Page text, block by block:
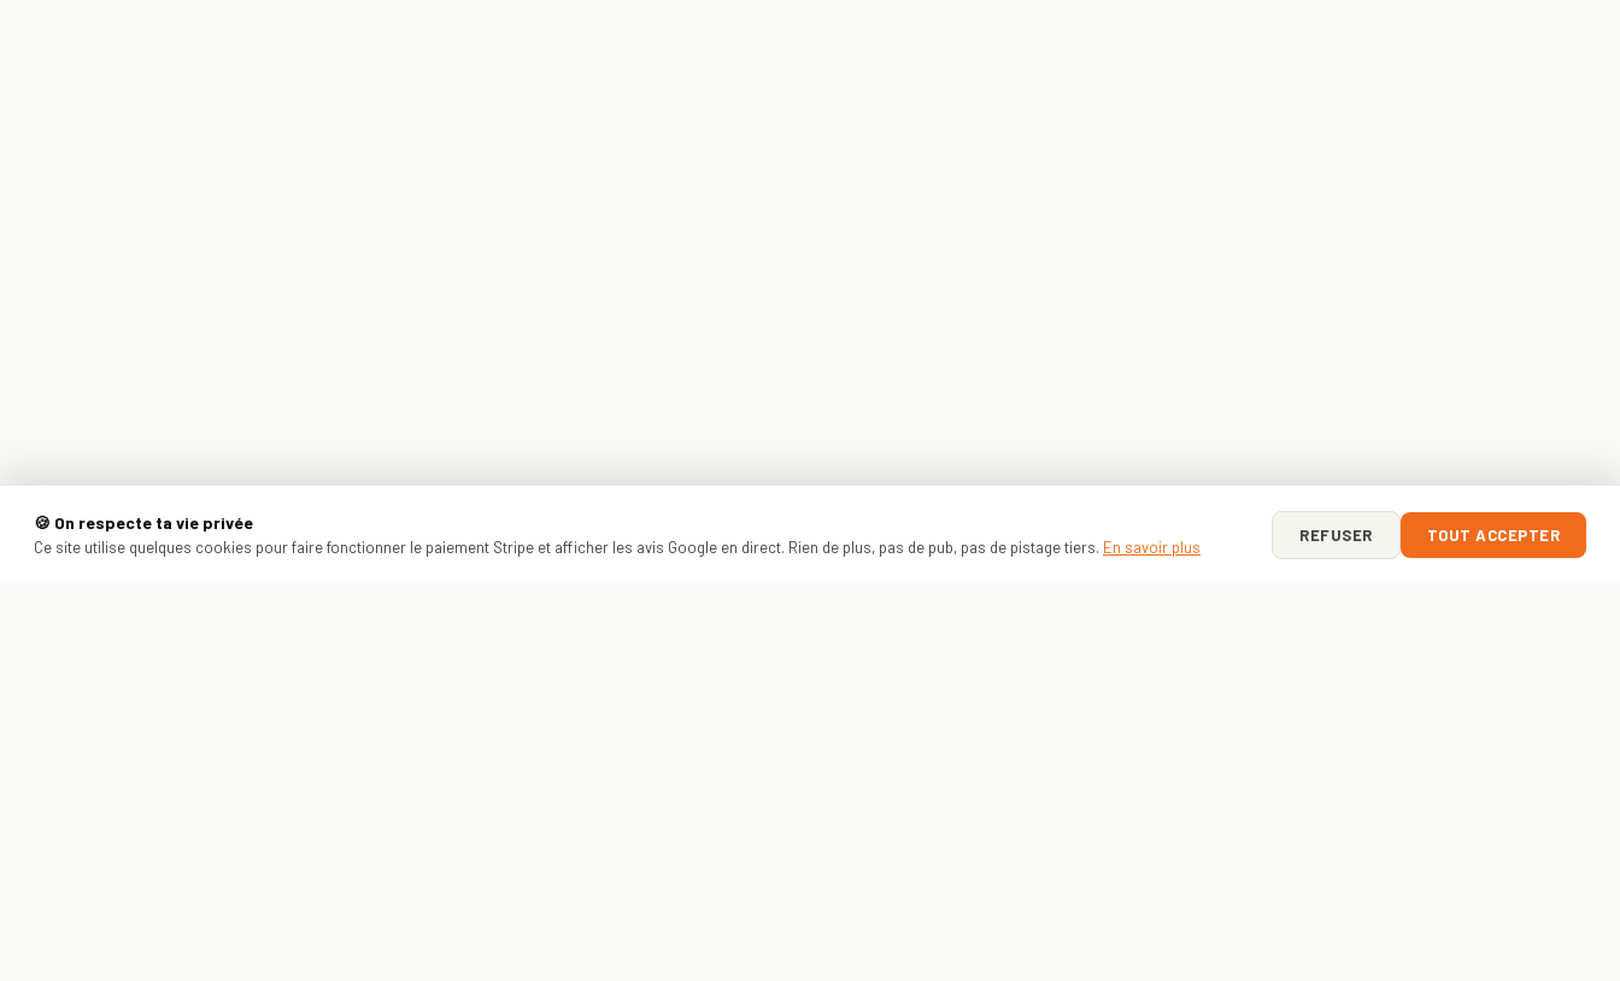
🍪 On respecte ta vie privée
Ce site utilise quelques cookies pour faire fonctionner le paiement Stripe et afficher les avis Google en direct. Rien de plus, pas de pub, pas de pistage tiers. En savoir plus
REFUSER TOUT ACCEPTER